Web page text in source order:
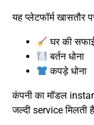
यह प्लेटफॉर्म खासतौर
घर की
बर्तन धोना
कपड़े धोना
कंपनी का मॉडल
जल्दी service मिलती